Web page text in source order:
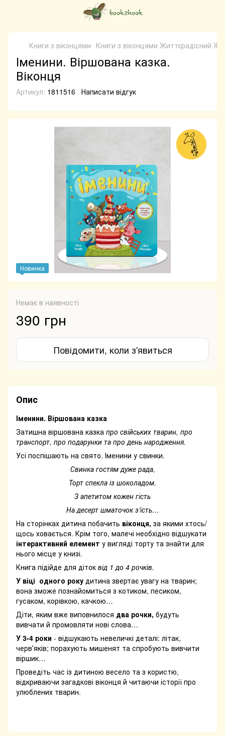
Книги з віконцями Книги з віконцями Життєрадісний
Іменини. Віршована казка.
Віконця
Артикул: 1811516 Написати відгук
Новинка
Немає в наявності
390 грн
Повідомити, коли з'явиться
Опис
Іменини. Віршована казка
Затишна віршована казка про свійських тварин, про
транспорт, про подарунки та про день народження.
Усі поспішають на свято. Іменини у свинки.
Свинка гостям дуже рада,
Торт спекла із шоколадом.
З апетитом кожен гість
На десерт шматочок з’їсть…
На сторінках дитина побачить віконця, за якими хтось/
щось ховається. Крім того, малечі необхідно відшукати
інтерактивний елемент у вигляді торту та знайти для
нього місце у книзі.
Книга підійде для діток від 1 до 4 рочків.
У віці одного року дитина звертає увагу на тварин;
вона зможе познайомиться з котиком, песиком,
гусаком, корівкою, качкою…
Діти, яким вже виповнилося два рочки, будуть
вивчати й промовляти нові слова…
У 3-4 роки - відшукають невеличкі деталі: літак,
червʼяків; порахують мишенят та спробують вивчити
віршик…
Проведіть час із дитиною весело та з користю,
відкриваючи загадкові віконця й читаючи історії про
улюблених тварин.